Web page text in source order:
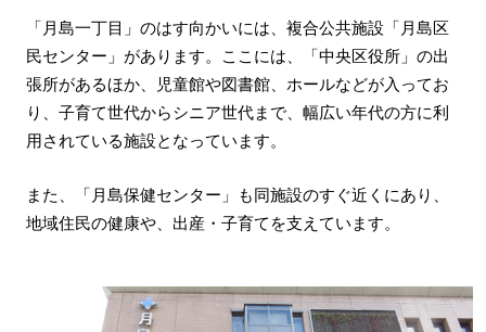
「月島一丁目」のはす向かいには、複合公共施設「月島区
民センター」があります。ここには、「中央区役所」の出
張所があるほか、児童館や図書館、ホールなどが入ってお
り、子育て世代からシニア世代まで、幅広い年代の方に利
用されている施設となっています。
また、「月島保健センター」も同施設のすぐ近くにあり、
地域住民の健康や、出産・子育てを支えています。